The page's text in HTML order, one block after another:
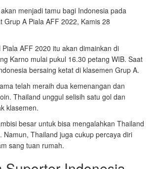
akan menjadi tamu bagi Indonesia pada
Grup A Piala AFF 2022, Kamis 28
AFF 2020 itu akan dimainkan di
Karno mulai pukul 16.30 petang WIB. Saat
bersaing ketat di klasemen Grup A.
telah meraih dua kemenangan dan
Thailand unggul selisih satu gol dan
klasemen.
besar untuk bisa mengalahkan Thailand
Namun, Thailand juga cukup percaya diri
sang tuan rumah.